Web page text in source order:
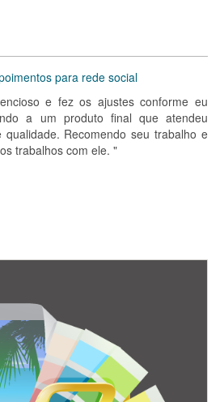
para rede social
e fez os ajustes conforme eu
a um produto final que atendeu
Recomendo seu trabalho e
trabalhos com ele. "